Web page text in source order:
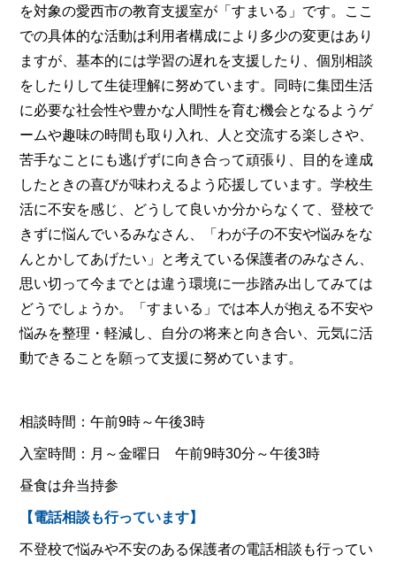
を対象の愛西市の教育支援室が「すまいる」です。ここ
での具体的な活動は利用者構成により多少の変更はあり
ますが、基本的には学習の遅れを支援したり、個別相談
をしたりして生徒理解に努めています。同時に集団生活
に必要な社会性や豊かな人間性を育む機会となるようゲ
ームや趣味の時間も取り入れ、人と交流する楽しさや、
苦手なことにも逃げずに向き合って頑張り、目的を達成
したときの喜びが味わえるよう応援しています。学校生
活に不安を感じ、どうして良いか分からなくて、登校で
きずに悩んでいるみなさん、「わが子の不安や悩みをな
んとかしてあげたい」と考えている保護者のみなさん、
思い切って今までとは違う環境に一歩踏み出してみては
どうでしょうか。「すまいる」では本人が抱える不安や
悩みを整理・軽減し、自分の将来と向き合い、元気に活
動できることを願って支援に努めています。
相談時間：午前9時～午後3時
入室時間：月～金曜日 午前9時30分～午後3時
昼食は弁当持参
【電話相談も行っています】
不登校で悩みや不安のある保護者の電話相談も行ってい